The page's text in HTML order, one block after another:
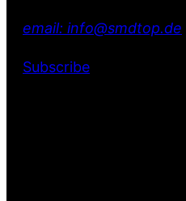
email: info@smdtop.de
Subscribe